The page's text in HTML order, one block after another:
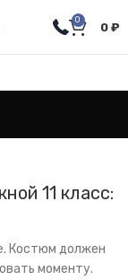
0
0 ₽
11 класс:
Костюм должен
моменту.